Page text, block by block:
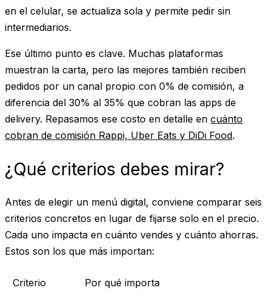
en el celular, se actualiza sola y permite pedir sin
intermediarios.
Ese último punto es clave. Muchas plataformas
muestran la carta, pero las mejores también reciben
pedidos por un canal propio con 0% de comisión, a
diferencia del 30% al 35% que cobran las apps de
delivery. Repasamos ese costo en detalle en cuánto
cobran de comisión Rappi, Uber Eats y DiDi Food.
¿Qué criterios debes mirar?
Antes de elegir un menú digital, conviene comparar seis
criterios concretos en lugar de fijarse solo en el precio.
Cada uno impacta en cuánto vendes y cuánto ahorras.
Estos son los que más importan:
Criterio Por qué importa